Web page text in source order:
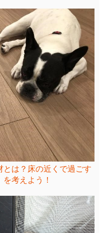
は？床の近くで過ごす
考えよう！